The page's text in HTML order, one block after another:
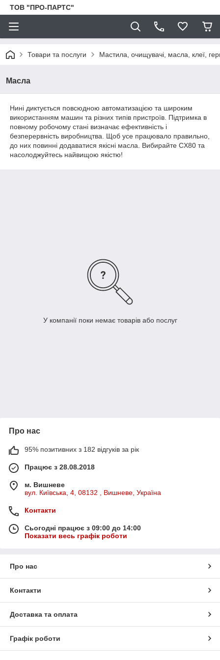
ТОВ "ПРО-ПАРТС"
Товари та послуги Мастила, очищувачі, масла, клеї,
Масла
Нині диктується повсюдною автоматизацією та широким
використанням машин та різних типів пристроїв. Підтримка в
повному робочому стані визначає ефективність і
безперервність виробництва. Щоб усе працювало правильно,
до них повинні додаватися якісні масла. Вибирайте CX80 та
насолоджуйтесь найвищою якістю!
У компанії поки немає товарів або послуг
Про нас
95% позитивних з 182 відгуків за рік
Працює з 28.08.2018
м. Вишневе
вул. Київська, 4, 08132 , Вишневе, Україна
Контакти
Сьогодні працює з 09:00 до 14:00
Показати весь графік роботи
Про нас
Контакти
Доставка та оплата
Графік роботи